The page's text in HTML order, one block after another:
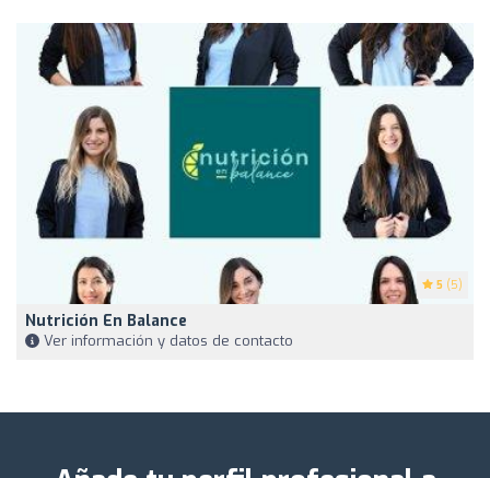
5 (5)
Nutrición En Balance
Ver información y datos de contacto